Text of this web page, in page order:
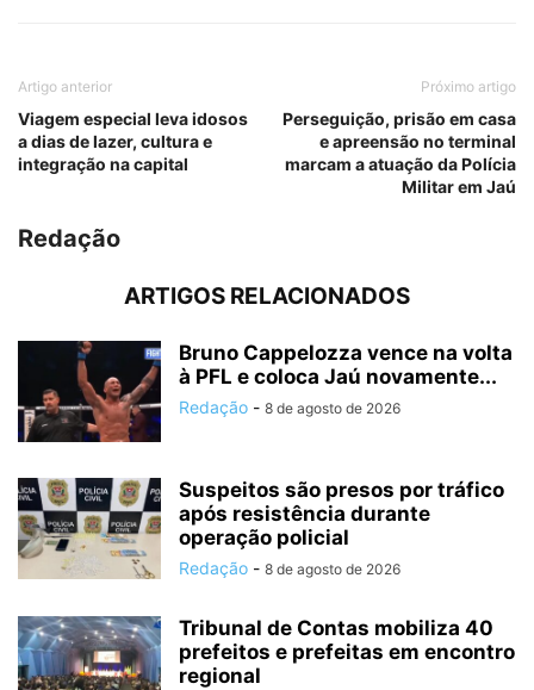
Artigo anterior
Viagem especial leva idosos
a dias de lazer, cultura e
integração na capital
Próximo artigo
Perseguição, prisão em casa
e apreensão no terminal
marcam a atuação da Polícia
Militar em Jaú
Redação
ARTIGOS RELACIONADOS
Bruno Cappelozza vence na volta
à PFL e coloca Jaú novamente...
Redação - 8 de agosto de 2026
Suspeitos são presos por tráfico
após resistência durante
operação policial
Redação - 8 de agosto de 2026
Tribunal de Contas mobiliza 40
prefeitos e prefeitas em encontro
regional